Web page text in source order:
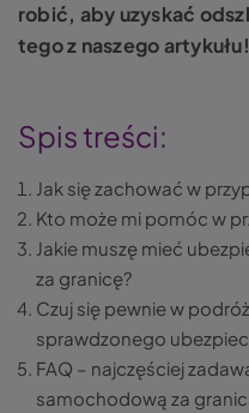
robić, aby uzyskać
tego z naszego artykułu!
Spis treści:
Jak się zachować w
Kto może mi pomóc w
Jakie muszę mieć
za granicę?
Czuj się pewnie w
sprawdzonego
FAQ – najczęściej
samochodową za